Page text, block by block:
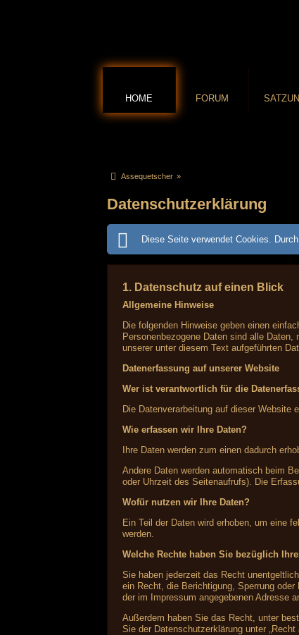
HOME FORUM
Assequetscher »
Datenschutzerklärung
Diese Seite verwendet Cookies.
1. Datenschutz auf einen Blick
Allgemeine Hinweise
Die folgenden Hinweise geben einen
Personenbezogene Daten sind alle
unserer unter diesem Text aufgeführten
Datenerfassung auf unserer Website
Wer ist verantwortlich für die
Die Datenverarbeitung auf dieser Website
Wie erfassen wir Ihre Daten?
Ihre Daten werden zum einen dadurch
Andere Daten werden automatisch beim
oder Uhrzeit des Seitenaufrufs). Die
Wofür nutzen wir Ihre Daten?
Ein Teil der Daten wird erhoben, um eine
werden.
Welche Rechte haben Sie bezüglich
Sie haben jederzeit das Recht
ein Recht, die Berichtigung, Sperrung
der im Impressum angegebenen Adresse
Außerdem haben Sie das Recht, unter
Sie der Datenschutzerklärung unter „Recht